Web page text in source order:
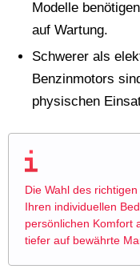
Modelle
auf Wartung.
Schwerer als
Benzinmotors
physischen
Die Wahl des
Ihren individuellen
persönlichen Komfort
tiefer auf bewährte